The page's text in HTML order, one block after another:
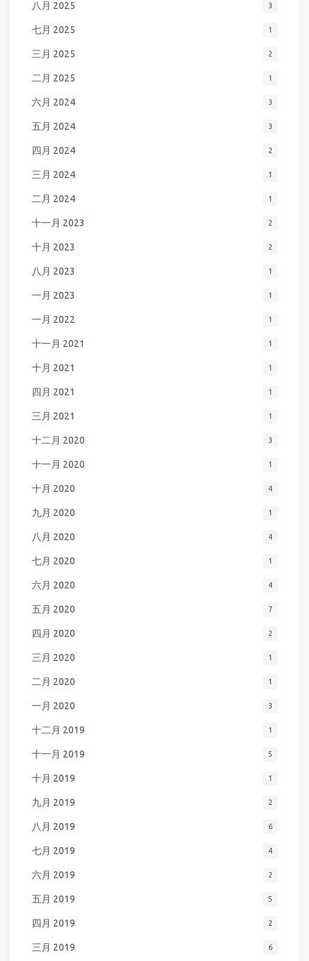
八月 2025 3
七月 2025 1
三月 2025 2
二月 2025 1
六月 2024 3
五月 2024 3
四月 2024 2
三月 2024 1
二月 2024 1
十一月 2023 2
十月 2023 2
八月 2023 1
一月 2023 1
一月 2022 1
十一月 2021 1
十月 2021 1
四月 2021 1
三月 2021 1
十二月 2020 3
十一月 2020 1
十月 2020 4
九月 2020 1
八月 2020 4
七月 2020 1
六月 2020 4
五月 2020 7
四月 2020 2
三月 2020 1
二月 2020 1
一月 2020 3
十二月 2019 1
十一月 2019 5
十月 2019 1
九月 2019 2
八月 2019 6
七月 2019 4
六月 2019 2
五月 2019 5
四月 2019 2
三月 2019 6